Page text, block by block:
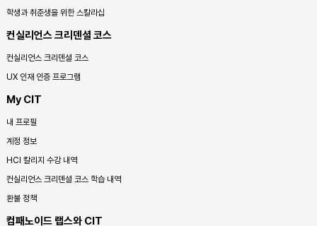
학생과 취준생을 위한 스칼라십
컨실리언스 크리덴셜 코스
컨실리언스 크리덴셜 코스
UX 인재 인증 프로그램
My CIT
내 프로필
계정 정보
HCI 칼리지 수강 내역
컨실리언스 크리덴셜 코스 학습 내역
환불 정책
컴패노이드 랩스와 CIT